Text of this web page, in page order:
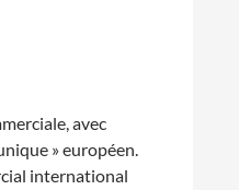
avec
» européen.
international